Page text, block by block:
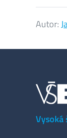
Autor:
Vysoká